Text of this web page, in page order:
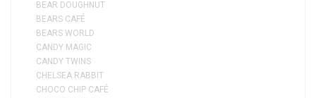
BEAR DOUGHNUT
BEARS CAFÉ
BEARS WORLD
CANDY MAGIC
CANDY TWINS
CHELSEA RABBIT
CHOCO CHIP CAFÉ